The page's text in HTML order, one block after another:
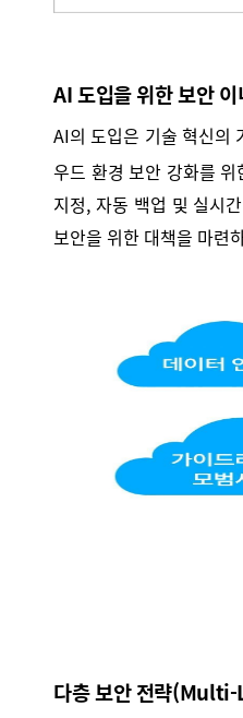
AI 도입을 위한 보안
AI의 도입은 기술 혁신의
우드 환경 보안 강화를
지정, 자동 백업 및 실시
보안을 위한 대책을 마련
다층 보안 전략